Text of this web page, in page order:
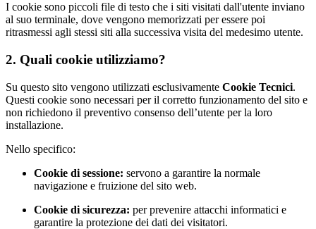
I cookie sono piccoli file di testo che i siti visitati dall'utente inviano
al suo terminale, dove vengono memorizzati per essere poi
ritrasmessi agli stessi siti alla successiva visita del medesimo utente.
2. Quali cookie utilizziamo?
Su questo sito vengono utilizzati esclusivamente Cookie Tecnici.
Questi cookie sono necessari per il corretto funzionamento del sito e
non richiedono il preventivo consenso dell’utente per la loro
installazione.
Nello specifico:
Cookie di sessione: servono a garantire la normale
navigazione e fruizione del sito web.
Cookie di sicurezza: per prevenire attacchi informatici e
garantire la protezione dei dati dei visitatori.